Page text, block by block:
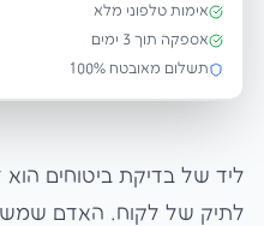
אימות טלפוני מלא
אספקה תוך 3 ימים
תשלום מאובטח 100%
ליד של בדיקת ביטוחים
לתיק של לקוח. האדם